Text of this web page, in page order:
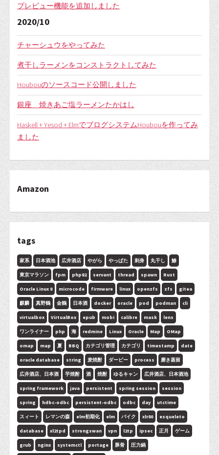
プレビュー機能を追加しました
2020/10
チャーシュウをやってみた
煮干しラーメンをコンストラクトしてみた
Houbouのソースコード公開しました
銀座 焼きあご塩ラーメンたかはし
Haskell + Yesod + ElmでブログシステムHoubouを作ってみ
ました
Amazon
tags
家系 日本酒池 広井酒店 やがら やっぱた 刺身 丸干し 鯵
東京マラソン fpm php82 servant thread spawn Rust
Oracle Linux 8 microcode firmware linux openzfs zfs gitea
麒麟 真野鶴 金鶴 日本酒 docker oracle pod podman cli
virtualbox VirtualBox epub mobi calibre mask lens
ワンライナー php 海 redmine Linux Oracle Map OMap
omap map 夏 BBQ カテゴリ管理 カテゴリ timestamp date
oracle database string 麦焼酎 ダービー process 磨き蒸留
広井酒店、日本酒 芋焼酎 酒 焼酎 ゆるキャン 広井酒店、日本酒池
spring framework java persistent spring session session
spring hdbc-odbc persistent-odbc odbc day utctime
スィート レマンの森 elm初期化 elm バイク xlr80 esqueleto
database xl2tpd strongswan vpn l2tp ipsec 正月 ゲーム
grub nginx systemctl portage 豚骨 圧力鍋